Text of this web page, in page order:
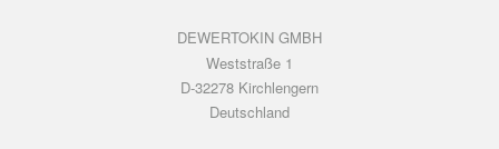
DEWERTOKIN GMBH
Weststraße 1
D-32278 Kirchlengern
Deutschland